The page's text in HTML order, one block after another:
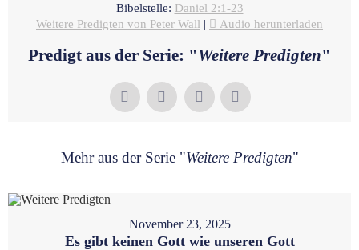
Bibelstelle: Daniel 2:1-23
Weitere Predigten von Peter Wall | Audio herunterladen
Predigt aus der Serie: "Weitere Predigten"
Mehr aus der Serie "Weitere Predigten"
November 23, 2025
Es gibt keinen Gott wie unseren Gott